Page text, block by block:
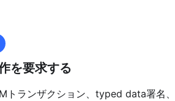
を要求する
トランザクション、typed data署名、